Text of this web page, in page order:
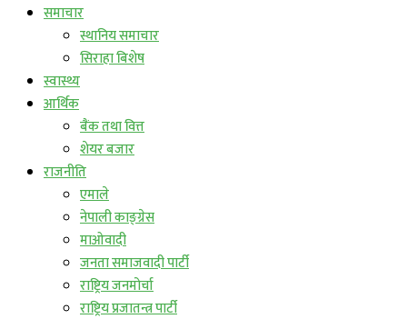
समाचार
स्थानिय समाचार
सिराहा बिशेष
स्वास्थ्य
आर्थिक
बैंक तथा वित्त
शेयर बजार
राजनीति
एमाले
नेपाली काङ्ग्रेस
माओवादी
जनता समाजवादी पार्टी
राष्ट्रिय जनमोर्चा
राष्ट्रिय प्रजातन्त्र पार्टी